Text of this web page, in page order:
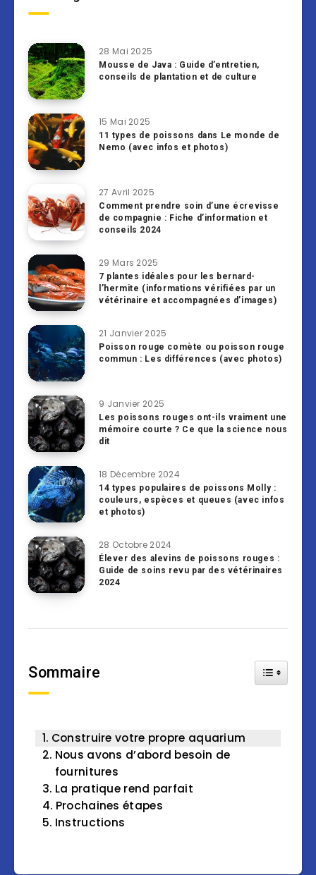
28 Mai 2025
Mousse de Java : Guide d’entretien,
conseils de plantation et de culture
15 Mai 2025
11 types de poissons dans Le monde de
Nemo (avec infos et photos)
27 Avril 2025
Comment prendre soin d’une écrevisse
de compagnie : Fiche d’information et
conseils 2024
29 Mars 2025
7 plantes idéales pour les bernard-
l’hermite (informations vérifiées par un
vétérinaire et accompagnées d’images)
21 Janvier 2025
Poisson rouge comète ou poisson rouge
commun : Les différences (avec photos)
9 Janvier 2025
Les poissons rouges ont-ils vraiment une
mémoire courte ? Ce que la science nous
dit
18 Décembre 2024
14 types populaires de poissons Molly :
couleurs, espèces et queues (avec infos
et photos)
28 Octobre 2024
Élever des alevins de poissons rouges :
Guide de soins revu par des vétérinaires
2024
Sommaire Toggle
Construire votre propre aquarium
Nous avons d’abord besoin de
fournitures
La pratique rend parfait
Prochaines étapes
Instructions